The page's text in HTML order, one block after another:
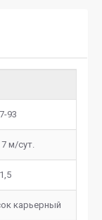
93
м/сут.
карьерный